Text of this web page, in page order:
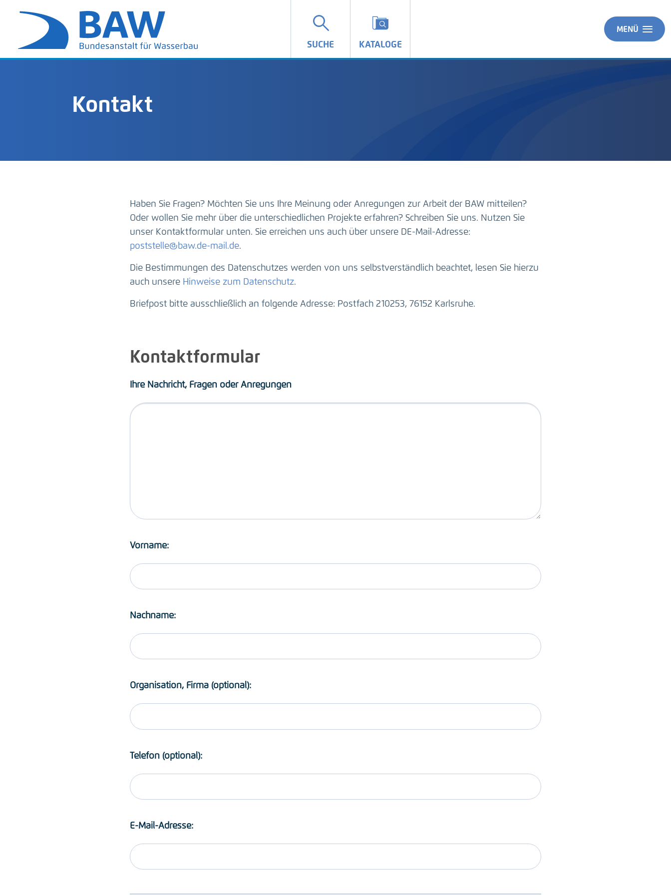
SUCHE KATALOGE
MENÜ
Kontakt
Haben Sie Fragen? Möchten Sie uns Ihre Meinung oder Anregungen zur Arbeit der BAW mitteilen?
Oder wollen Sie mehr über die unterschiedlichen Projekte erfahren? Schreiben Sie uns. Nutzen Sie
unser Kontaktformular unten. Sie erreichen uns auch über unsere DE-Mail-Adresse:
poststelle@baw.de-mail.de.
Die Bestimmungen des Datenschutzes werden von uns selbstverständlich beachtet, lesen Sie hierzu
auch unsere Hinweise zum Datenschutz.
Briefpost bitte ausschließlich an folgende Adresse: Postfach 210253, 76152 Karlsruhe.
Kontaktformular
Ihre Nachricht, Fragen oder Anregungen
Vorname:
Nachname:
Organisation, Firma (optional):
Telefon (optional):
E-Mail-Adresse: